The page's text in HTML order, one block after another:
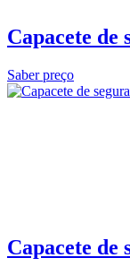
Capacete de
Saber preço
Capacete de